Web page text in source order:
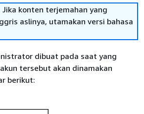
konten terjemahan yang
aslinya, utamakan versi bahasa
dibuat pada saat yang
tersebut akan dinamakan
berikut: